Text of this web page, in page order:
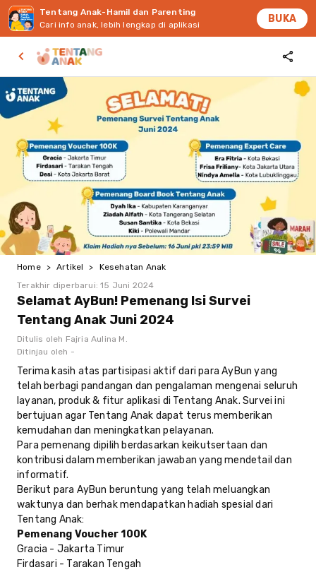
Tentang Anak-Hamil dan Parenting
Cari info anak, lebih lengkap di aplikasi
BUKA
Home > Artikel >
Kesehatan Anak
Terakhir diperbarui:15 Juni 2024
Selamat AyBun! Pemenang Isi Survei
Tentang Anak Juni 2024
Ditulis oleh Fajria Aulina M.
Ditinjau oleh -
Terima kasih atas partisipasi aktif dari para AyBun yang
telah berbagi pandangan dan pengalaman mengenai seluruh
layanan, produk & fitur aplikasi di Tentang Anak. Survei ini
bertujuan agar Tentang Anak dapat terus memberikan
kemudahan dan meningkatkan pelayanan.
Para pemenang dipilih berdasarkan keikutsertaan dan
kontribusi dalam memberikan jawaban yang mendetail dan
informatif.
Berikut para AyBun beruntung yang telah meluangkan
waktunya dan berhak mendapatkan hadiah spesial dari
Tentang Anak:
Pemenang Voucher 100K
Gracia - Jakarta Timur
Firdasari - Tarakan Tengah